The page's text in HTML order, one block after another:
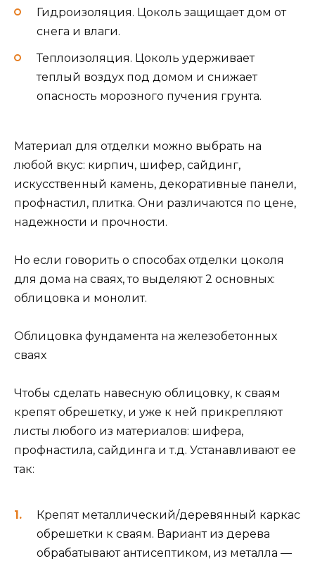
Гидроизоляция. Цоколь защищает дом от
снега и влаги.
Теплоизоляция. Цоколь удерживает
теплый воздух под домом и снижает
опасность морозного пучения грунта.
Материал для отделки можно выбрать на
любой вкус: кирпич, шифер, сайдинг,
искусственный камень, декоративные панели,
профнастил, плитка. Они различаются по цене,
надежности и прочности.
Но если говорить о способах отделки цоколя
для дома на сваях, то выделяют 2 основных:
облицовка и монолит.
Облицовка фундамента на железобетонных
сваях
Чтобы сделать навесную облицовку, к сваям
крепят обрешетку, и уже к ней прикрепляют
листы любого из материалов: шифера,
профнастила, сайдинга и т.д. Устанавливают ее
так:
Крепят металлический/деревянный каркас
обрешетки к сваям. Вариант из дерева
обрабатывают антисептиком, из металла ―